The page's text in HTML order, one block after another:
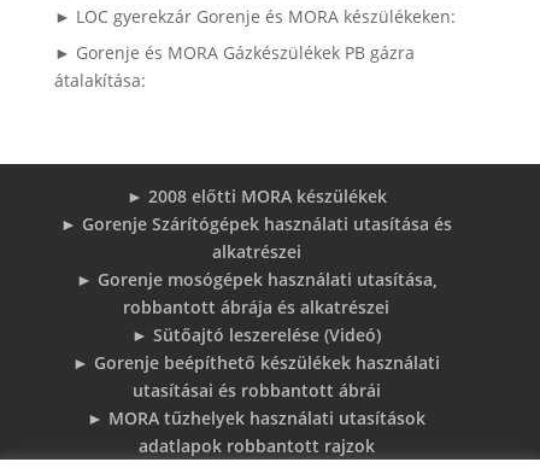
► LOC gyerekzár Gorenje és MORA készülékeken:
► Gorenje és MORA Gázkészülékek PB gázra
átalakítása:
► 2008 előtti MORA készülékek
► Gorenje Szárítógépek használati utasítása és
alkatrészei
► Gorenje mosógépek használati utasítása,
robbantott ábrája és alkatrészei
► Sütőajtó leszerelése (Videó)
► Gorenje beépíthető készülékek használati
utasításai és robbantott ábrái
► MORA tűzhelyek használati utasítások
adatlapok robbantott rajzok